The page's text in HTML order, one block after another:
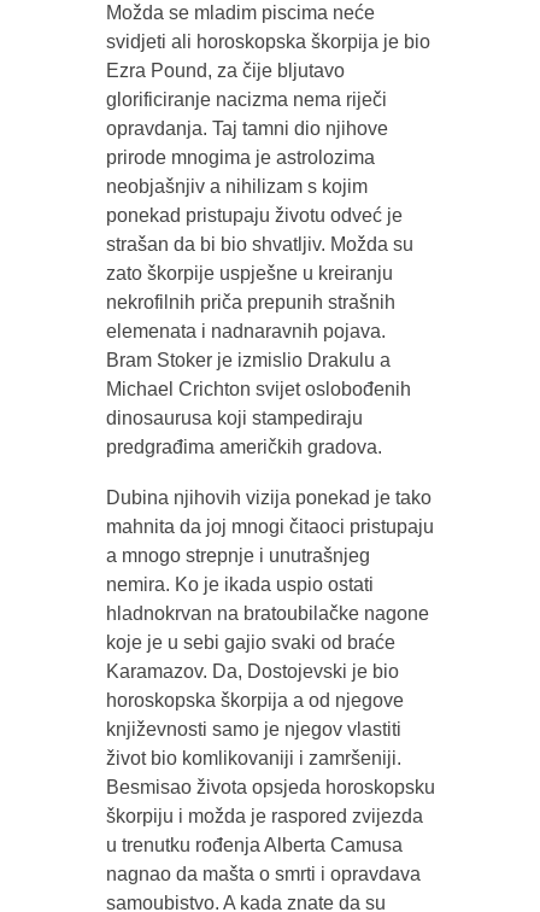
Možda se mladim piscima neće
svidjeti ali horoskopska škorpija je bio
Ezra Pound, za čije bljutavo
glorificiranje nacizma nema riječi
opravdanja. Taj tamni dio njihove
prirode mnogima je astrolozima
neobjašnjiv a nihilizam s kojim
ponekad pristupaju životu odveć je
strašan da bi bio shvatljiv. Možda su
zato škorpije uspješne u kreiranju
nekrofilnih priča prepunih strašnih
elemenata i nadnaravnih pojava.
Bram Stoker je izmislio Drakulu a
Michael Crichton svijet oslobođenih
dinosaurusa koji stampediraju
predgrađima američkih gradova.
Dubina njihovih vizija ponekad je tako
mahnita da joj mnogi čitaoci pristupaju
a mnogo strepnje i unutrašnjeg
nemira. Ko je ikada uspio ostati
hladnokrvan na bratoubilačke nagone
koje je u sebi gajio svaki od braće
Karamazov. Da, Dostojevski je bio
horoskopska škorpija a od njegove
književnosti samo je njegov vlastiti
život bio komlikovaniji i zamršeniji.
Besmisao života opsjeda horoskopsku
škorpiju i možda je raspored zvijezda
u trenutku rođenja Alberta Camusa
nagnao da mašta o smrti i opravdava
samoubistvo. A kada znate da su